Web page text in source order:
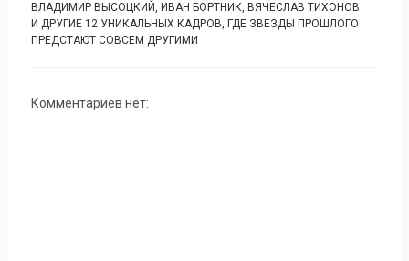
ВЛАДИМИР ВЫСОЦКИЙ, ИВАН БОРТНИК, ВЯЧЕСЛАВ ТИХОНОВ
И ДРУГИЕ 12 УНИКАЛЬНЫХ КАДРОВ, ГДЕ ЗВЕЗДЫ ПРОШЛОГО
ПРЕДСТАЮТ СОВСЕМ ДРУГИМИ
Комментариев нет: